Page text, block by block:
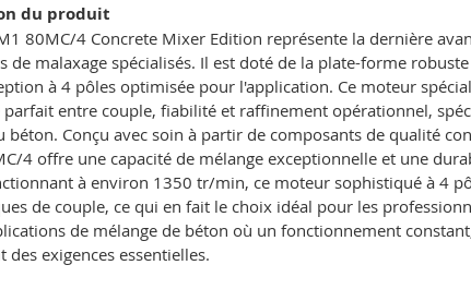
du produit
80MC/4 Concrete Mixer Edition représente la dernière
de malaxage spécialisés. Il est doté de la plate-forme
à 4 pôles optimisée pour l'application. Ce moteur
entre couple, fiabilité et raffinement opérationnel,
béton. Conçu avec soin à partir de composants de qualité
4 offre une capacité de mélange exceptionnelle et une
à environ 1350 tr/min, ce moteur sophistiqué à 4
de couple, ce qui en fait le choix idéal pour les
de mélange de béton où un fonctionnement
des exigences essentielles.